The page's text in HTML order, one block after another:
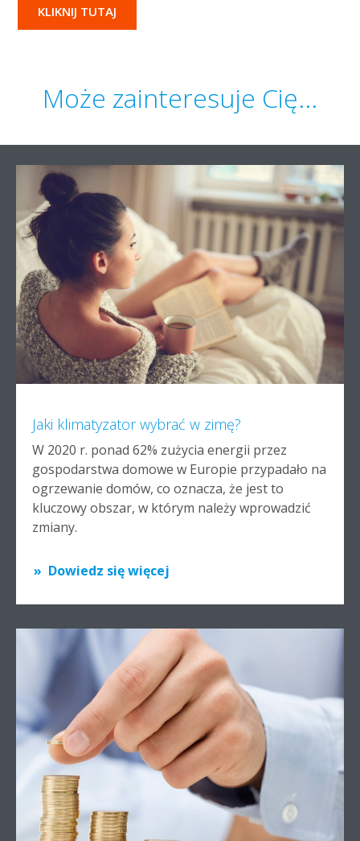
KLIKNIJ TUTAJ
Może zainteresuje Cię...
Jaki klimatyzator wybrać w zimę?
W 2020 r. ponad 62% zużycia energii przez
gospodarstwa domowe w Europie przypadało na
ogrzewanie domów, co oznacza, że jest to
kluczowy obszar, w którym należy wprowadzić
zmiany.
Dowiedz się więcej